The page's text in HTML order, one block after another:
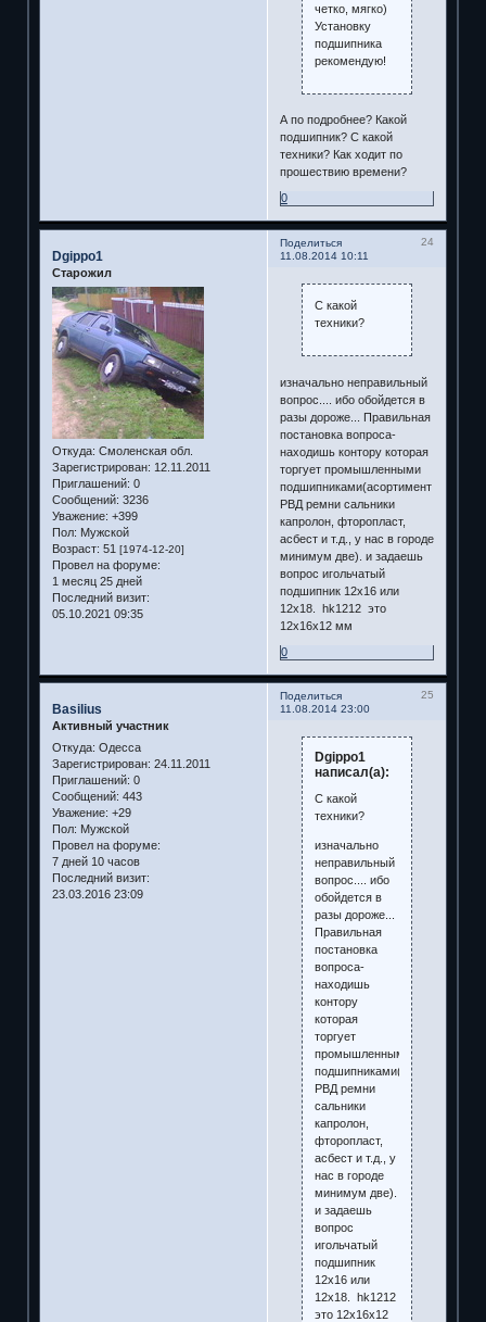
четко, мягко)
Установку
подшипника
рекомендую!
А по подробнее? Какой
подшипник? С какой
техники? Как ходит по
прошествию времени?
0
Поделиться
24
11.08.2014 10:11
Dgippo1
Старожил
Откуда: Смоленская обл.
Зарегистрирован: 12.11.2011
Приглашений: 0
Сообщений: 3236
Уважение: +399
Пол: Мужской
Возраст: 51 [1974-12-20]
Провел на форуме:
1 месяц 25 дней
Последний визит:
05.10.2021 09:35
С какой
техники?
изначально неправильный
вопрос.... ибо обойдется в
разы дороже... Правильная
постановка вопроса-
находишь контору которая
торгует промышленными
подшипниками(асортимент
РВД ремни сальники
капролон, фторопласт,
асбест и т.д., у нас в городе
минимум две). и задаешь
вопрос игольчатый
подшипник 12х16 или
12х18. hk1212 это
12х16х12 мм
0
Поделиться
25
11.08.2014 23:00
Basilius
Активный участник
Откуда: Одесса
Зарегистрирован: 24.11.2011
Приглашений: 0
Сообщений: 443
Уважение: +29
Пол: Мужской
Провел на форуме:
7 дней 10 часов
Последний визит:
23.03.2016 23:09
Dgippo1
написал(а):
С какой
техники?
изначально
неправильный
вопрос.... ибо
обойдется в
разы дороже...
Правильная
постановка
вопроса-
находишь
контору
которая
торгует
промышленными
подшипниками(асортимент
РВД ремни
сальники
капролон,
фторопласт,
асбест и т.д., у
нас в городе
минимум две).
и задаешь
вопрос
игольчатый
подшипник
12х16 или
12х18. hk1212
это 12х16х12